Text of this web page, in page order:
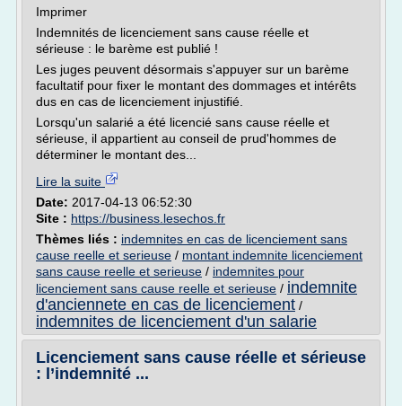
Imprimer
Indemnités de licenciement sans cause réelle et
sérieuse : le barème est publié !
Les juges peuvent désormais s'appuyer sur un barème
facultatif pour fixer le montant des dommages et intérêts
dus en cas de licenciement injustifié.
Lorsqu'un salarié a été licencié sans cause réelle et
sérieuse, il appartient au conseil de prud'hommes de
déterminer le montant des...
Lire la suite
Date: 2017-04-13 06:52:30
Site : https://business.lesechos.fr
Thèmes liés : indemnites en cas de licenciement sans
cause reelle et serieuse / montant indemnite licenciement
sans cause reelle et serieuse / indemnites pour
licenciement sans cause reelle et serieuse / indemnite
d'anciennete en cas de licenciement /
indemnites de licenciement d'un salarie
Licenciement sans cause réelle et sérieuse
: l’indemnité ...